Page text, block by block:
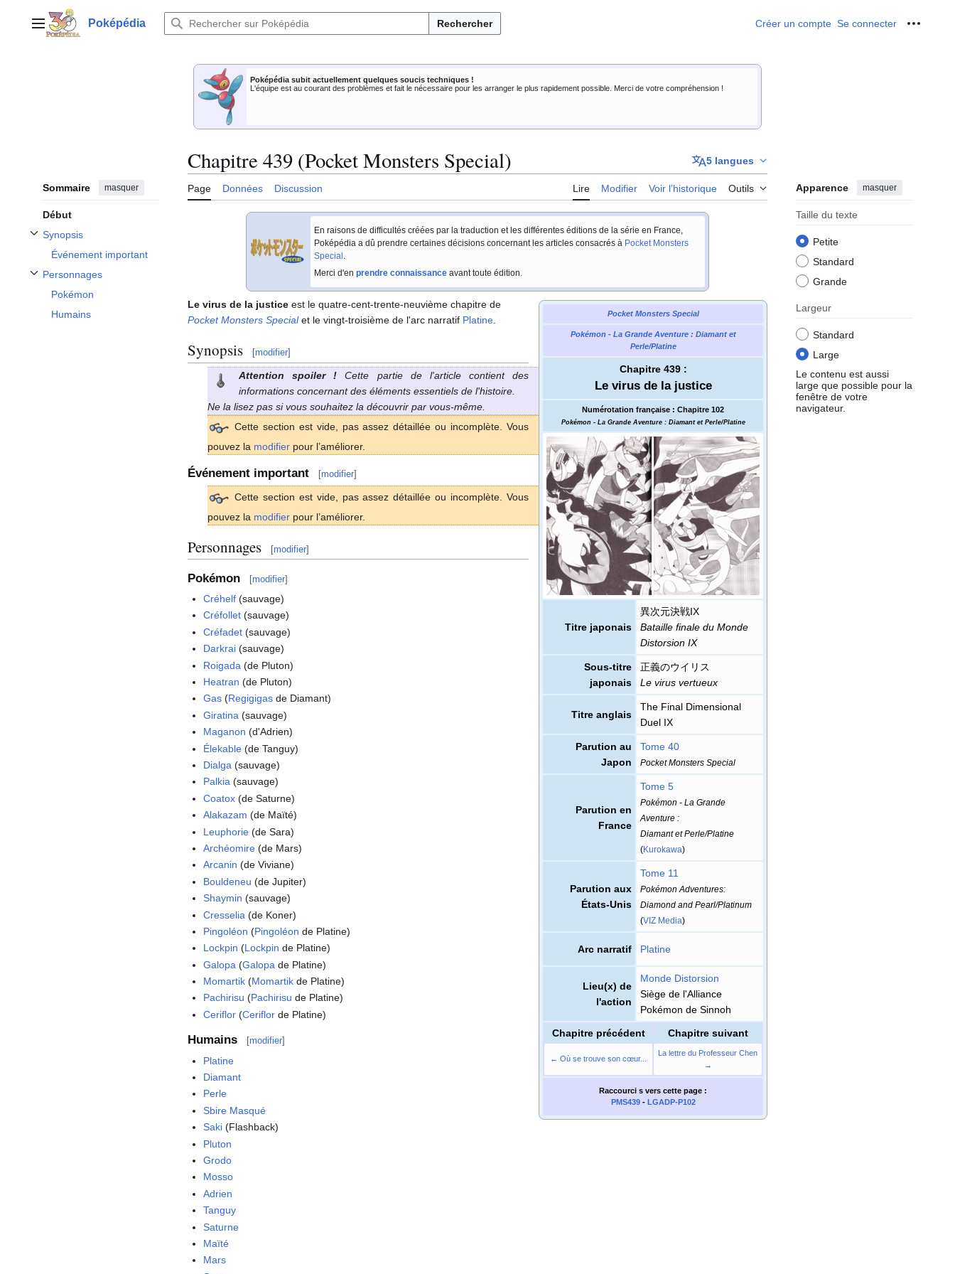
contenuMenu principalPoképédia Rechercher Créer un compte Se connecter Outils
Poképédia subit actuellement quelques soucis techniques !
L'équipe est au courant des problèmes et fait le nécessaire pour les arranger le plus rapidement possible. Merci de votre compréhension !
Sommaire masquer
Début
Synopsis
Afficher / masquer la sous-section Synopsis
Événement important
Personnages
Afficher / masquer la sous-section Personnages
Pokémon
Humains
Chapitre 439 (Pocket Monsters Special) 5 langues
Page Données Discussion Lire Modifier Voir l’historique Outils Apparence masquer
Taille du texte
Petite
Standard
Grande
Largeur
Standard
Large
Le contenu est aussi
large que possible pour la
fenêtre de votre
navigateur.
En raisons de difficultés créées par la traduction et les différentes éditions de la série en France,
Poképédia a dû prendre certaines décisions concernant les articles consacrés à Pocket Monsters
Special .
Merci d'en prendre connaissanceavant toute édition.
Pocket Monsters Special
Pokémon - La Grande Aventure : Diamant et
Perle/Platine
Chapitre 439 :
Le virus de la justice
Numérotation française : Chapitre 102
Pokémon - La Grande Aventure : Diamant et Perle/Platine
Titre japonais
異次元決戦IX
Bataille finale du Monde
Distorsion IX
Sous-titre
japonais
正義のウイリス
Le virus vertueux
Titre anglais
The Final Dimensional
Duel IX
Parution au
Japon
Tome 40
Pocket Monsters Special
Parution en
France
Tome 5
Pokémon - La Grande
Aventure :
Diamant et Perle/Platine
(Kurokawa)
Parution aux
États-Unis
Tome 11
Pokémon Adventures:
Diamond and Pearl/Platinum
(VIZ Media)
Arc narratif Platine
Lieu(x) de
l'action
Monde Distorsion
Siège de l'Alliance
Pokémon de Sinnoh
Chapitre précédent Chapitre suivant
← Où se trouve son cœur...
La lettre du Professeur Chen
→
Raccourci s vers cette page :
PMS439- LGADP-P102
Le virus de la justice est le quatre-cent-trente-neuvième chapitre de
Pocket Monsters Specialet le vingt-troisième de l'arc narratif Platine
Synopsis [modifier]
Attention spoiler ! Cette partie de l'article contient des
informations concernant des éléments essentiels de l'histoire.
Ne la lisez pas si vous souhaitez la découvrir par vous-même.
Cette section est vide, pas assez détaillée ou incomplète. Vous
pouvez la modifier pour l’améliorer.
Événement important [modifier]
Cette section est vide, pas assez détaillée ou incomplète. Vous
pouvez la modifier pour l’améliorer.
Personnages [modifier]
Pokémon [modifier]
Créhelf (sauvage)
Créfollet (sauvage)
Créfadet (sauvage)
Darkrai (sauvage)
Roigada (de Pluton)
Heatran (de Pluton)
Gas (Regigigas de Diamant)
Giratina (sauvage)
Maganon (d'Adrien)
Élekable (de Tanguy)
Dialga (sauvage)
Palkia (sauvage)
Coatox (de Saturne)
Alakazam (de Maïté)
Leuphorie (de Sara)
Archéomire (de Mars)
Arcanin (de Viviane)
Bouldeneu (de Jupiter)
Shaymin (sauvage)
Cresselia (de Koner)
Pingoléon (Pingoléon de Platine)
Lockpin (Lockpin de Platine)
Galopa (Galopa de Platine)
Momartik (Momartik de Platine)
Pachirisu (Pachirisu de Platine)
Ceriflor (Ceriflor de Platine)
Humains [modifier]
Platine
Diamant
Perle
Sbire Masqué
Saki (Flashback)
Pluton
Grodo
Mosso
Adrien
Tanguy
Saturne
Maïté
Mars